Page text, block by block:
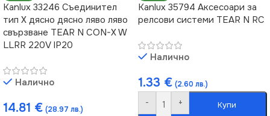
Kanlux 33246 Съединител
тип Х дясно дясно ляво ляво
свързване TEAR N CON-X W
LLRR 220V IP20
Налично
14.81 € (28.97 лв.)
Kanlux 35794 Аксесоари за
релсови системи TEAR N RC
Налично
1.33 € (2.60 лв.)
- + Купи